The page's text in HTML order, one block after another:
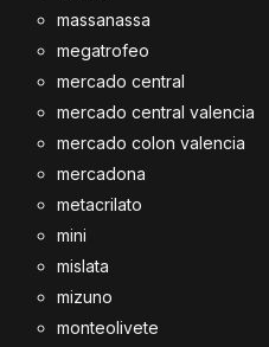
massanassa
megatrofeo
mercado central
mercado central valencia
mercado colon valencia
mercadona
metacrilato
mini
mislata
mizuno
monteolivete